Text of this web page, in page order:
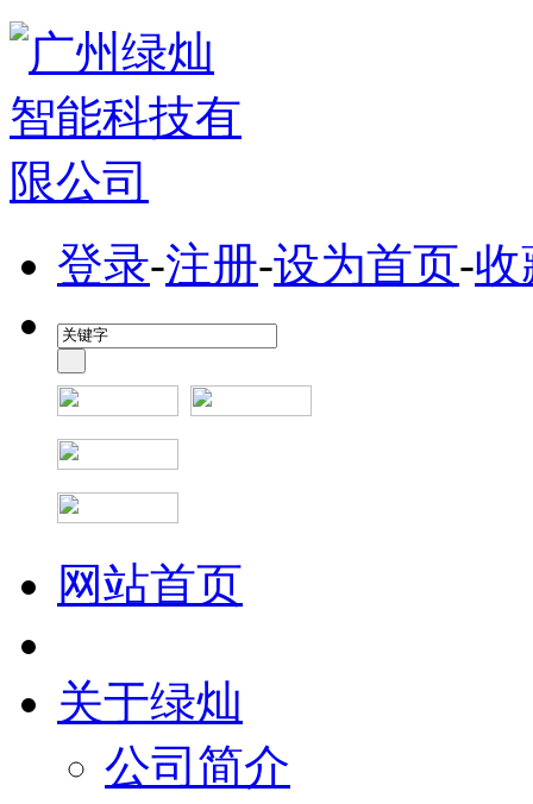
登录-注册-设为首页-收
网站首页
关于绿灿
公司简介